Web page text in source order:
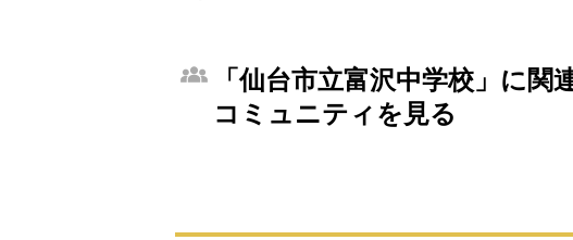
「仙台市立富沢中学校」に関
コミュニティを見る